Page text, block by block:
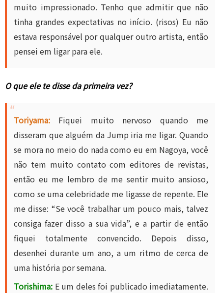
muito impressionado. Tenho que admitir que não
tinha grandes expectativas no início. (risos) Eu não
estava responsável por qualquer outro artista, então
pensei em ligar para ele.
O que ele te disse da primeira vez?
Toriyama: Fiquei muito nervoso quando me
disseram que alguém da Jump iria me ligar. Quando
se mora no meio do nada como eu em Nagoya, você
não tem muito contato com editores de revistas,
então eu me lembro de me sentir muito ansioso,
como se uma celebridade me ligasse de repente. Ele
me disse: “Se você trabalhar um pouco mais, talvez
consiga fazer disso a sua vida”, e a partir de então
fiquei totalmente convencido. Depois disso,
desenhei durante um ano, a um ritmo de cerca de
uma história por semana.
Torishima: E um deles foi publicado imediatamente.